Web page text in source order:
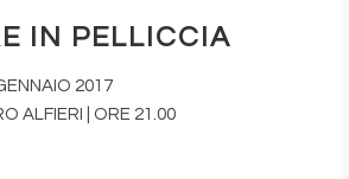
IN PELLICCIA
2017
ALFIERI | ORE 21.00